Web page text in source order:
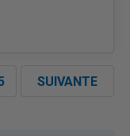
SUIVANTE